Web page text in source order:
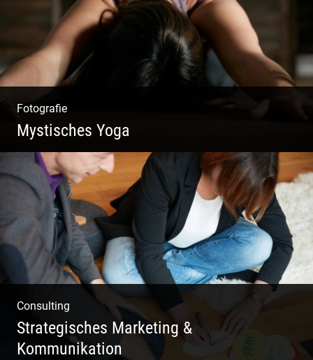
Fotografie
Mystisches Yoga
Yoga und Meditation – mystisch inszeniert
Consulting
Strategisches Marketing &
Kommunikation